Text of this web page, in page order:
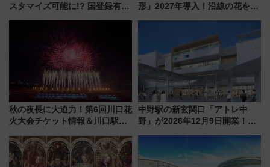
スタマイズ可能に!? 国登録有形
にオーダーメイド型の宿泊プラ
形」2027年導入！沿線の花をイ
内は落ち着いたゆとりある空間
秋の夜長に大迫力！第6回川口花
火大会チケット情報＆川口駅か
中野駅の新玄関口「アトレ中
野」が2026年12月9日開業！新